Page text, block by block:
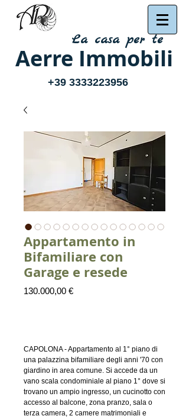
Aerre Immobili
La casa per te
+39 3333223956
Appartamento in
Bifamiliare con
Garage e resede
130.000,00 €Prezzo
CAPOLONA - Appartamento al 1° piano di
una palazzina bifamiliare degli anni '70 con
giardino in area comune. Si accede da un
vano scala condominiale al piano 1° dove si
trovano un ampio ingresso, un cucinotto con
accesso al balcone, zona pranzo, sala o
terza camera, 2 camere matrimoniali e